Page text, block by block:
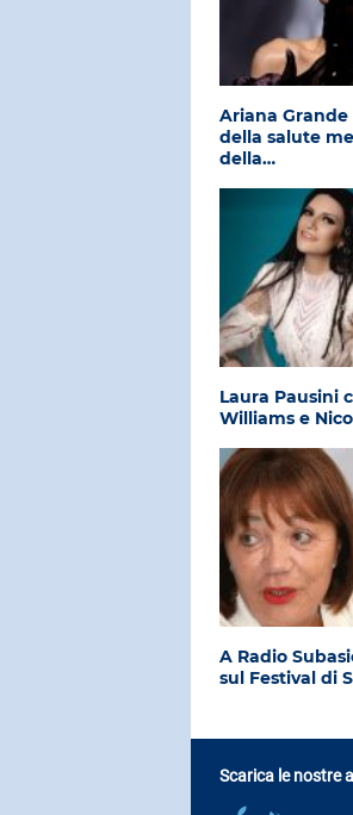
Ariana Grande
della salute
della…
Laura Pausini
Williams e
A Radio
sul Festival di
Scarica le nostre